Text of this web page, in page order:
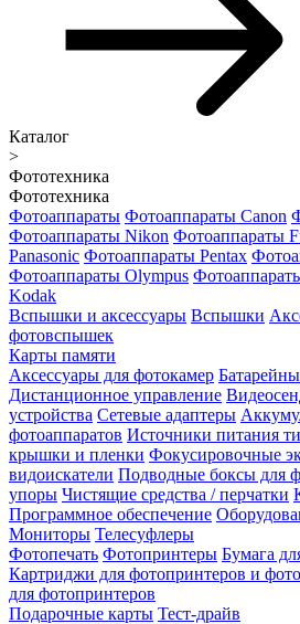
Каталог
>
Фототехника
Фототехника
Фотоаппараты Фотоаппараты Canon
Фотоаппараты Nikon Фотоаппараты
Panasonic Фотоаппараты Pentax
Фотоаппараты Olympus
Kodak
Вспышки и аксессуары Вспышки
фотовспышек
Карты памяти
Аксессуары для фотокамер
Дистанционное управление
устройства Сетевые адаптеры
фотоаппаратов Источники питания
крышки и пленки Фокусировочные
видоискатели Подводные боксы для
упоры Чистящие средства / перчатки
Программное обеспечение
Мониторы Телесуфлеры
Фотопечать Фотопринтеры Бумага
Картриджи для фотопринтеров и
для фотопринтеров
Подарочные карты Тест-драйв